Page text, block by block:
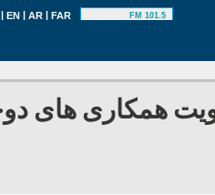
| EN | AR | FAR 101.5 FM
همکاری های